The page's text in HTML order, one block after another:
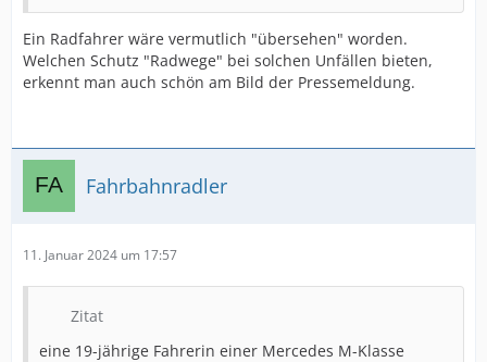
Ein Radfahrer wäre vermutlich "übersehen" worden.
Welchen Schutz "Radwege" bei solchen Unfällen bieten,
erkennt man auch schön am Bild der Pressemeldung.
Fahrbahnradler
11. Januar 2024 um 17:57
Zitat
eine 19-jährige Fahrerin einer Mercedes M-Klasse